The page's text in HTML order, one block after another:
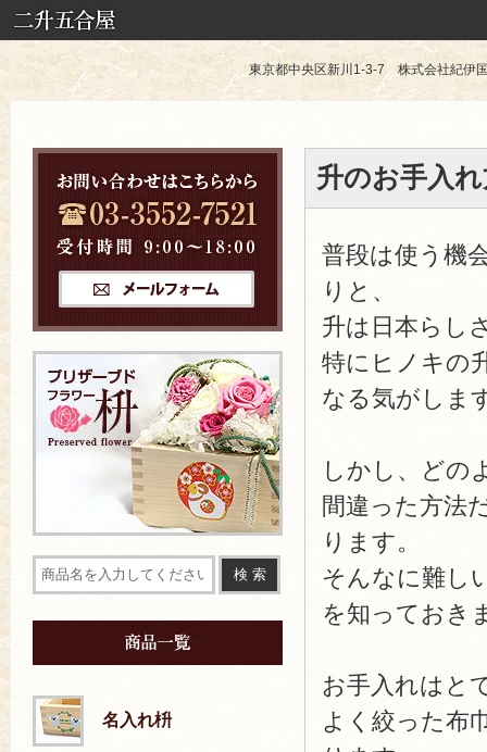
東京都中央区新川1-3-7 株式会社紀
升のお手入
普段は使う機
りと、
升は日本らし
特にヒノキの
なる気がしま
しかし、どの
間違った方法
ります。
そんなに難し
を知っておき
お手入れはと
よく絞った布
名入れ枡